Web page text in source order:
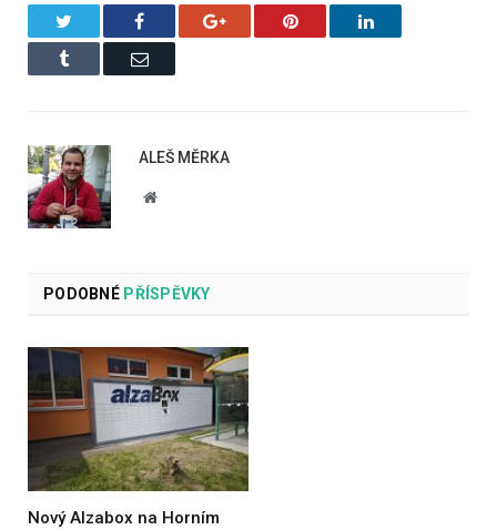
Facebook Google+ Pinterest LinkedIn
Tumblr Email
ALEŠ MĚRKA
Website
PODOBNÉPŘÍSPĚVKY
Nový Alzabox na Horním